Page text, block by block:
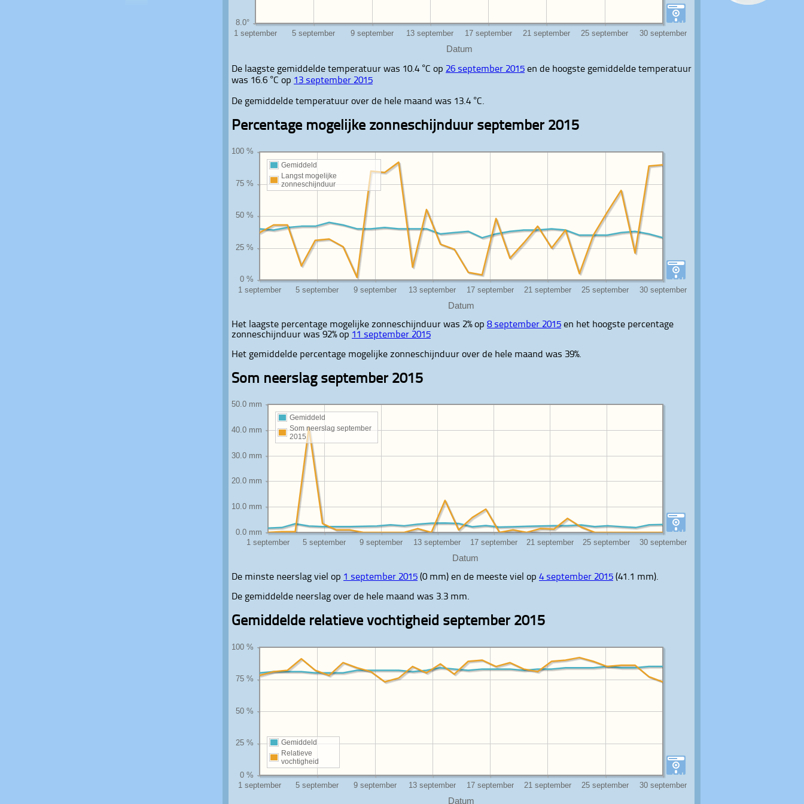
Datum
De laagste gemiddelde temperatuur was 10.4 °C op 26 september 2015 en de hoogste gemiddelde temperatuur
was 16.6 °C op 13 september 2015
De gemiddelde temperatuur over de hele maand was 13.4 °C.
Percentage mogelijke zonneschijnduur september 2015
Datum
Gemiddeld
Langst mogelijke
zonneschijnduur
Het laagste percentage mogelijke zonneschijnduur was 2% op 8 september 2015 en het hoogste percentage
zonneschijnduur was 92% op 11 september 2015
Het gemiddelde percentage mogelijke zonneschijnduur over de hele maand was 39%.
Som neerslag september 2015
Datum
Gemiddeld
Som neerslag september
2015
De minste neerslag viel op 1 september 2015 (0 mm) en de meeste viel op 4 september 2015 (41.1 mm).
De gemiddelde neerslag over de hele maand was 3.3 mm.
Gemiddelde relatieve vochtigheid september 2015
Datum
Gemiddeld
Relatieve
vochtigheid